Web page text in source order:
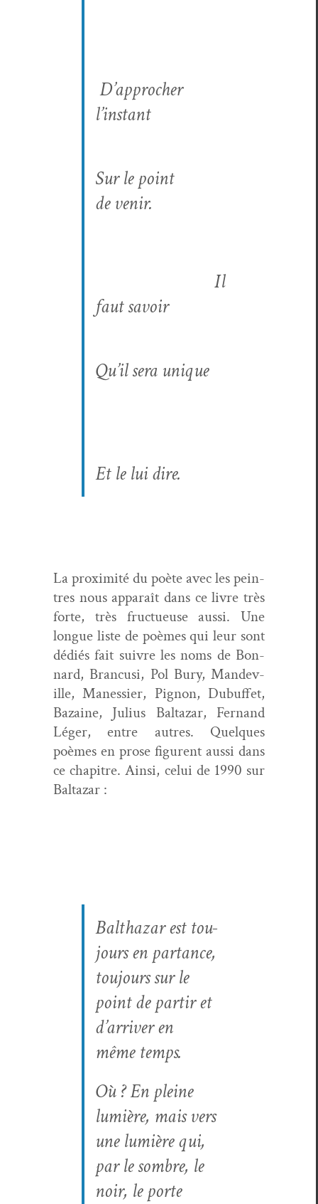
D’approcher
l’instant
Sur le point
de venir.
Il
faut savoir
Qu’il sera unique
Et le lui dire.
La prox­im­ité du poète avec les pein­
tres nous appa­raît dans ce livre très
forte, très fructueuse aus­si. Une
longue liste de poèmes qui leur sont
dédiés fait suiv­re les noms de Bon­
nard, Bran­cusi, Pol Bury, Man­dev­
ille, Manessier, Pignon, Dubuf­fet,
Bazaine, Julius Bal­tazar, Fer­nand
Léger, entre autres. Quelques
poèmes en prose fig­urent aus­si dans
ce chapitre. Ain­si, celui de 1990 sur
Baltazar :
Balt­haz­ar est tou­
jours en par­tance,
tou­jours sur le
point de par­tir et
d’arriver en
même temps.
Où ? En pleine
lumière, mais vers
une lumière qui,
par le som­bre, le
noir, le porte